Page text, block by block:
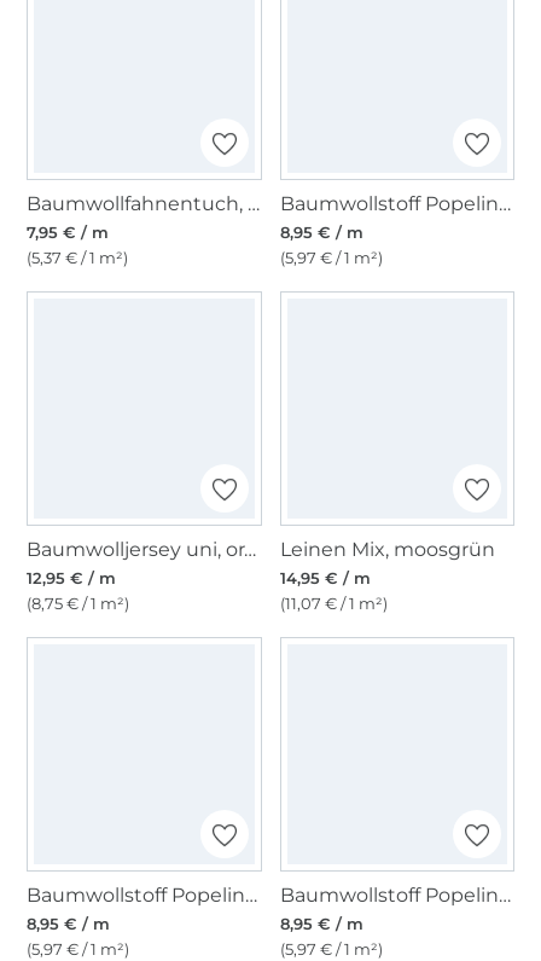
Baumwollfahnentuch, weiß
7,95 € / m
(5,37 € / 1 m²)
Baumwollstoff Popeline, senfgelb
8,95 € / m
(5,97 € / 1 m²)
Baumwolljersey uni, orange
12,95 € / m
(8,75 € / 1 m²)
Leinen Mix, moosgrün
14,95 € / m
(11,07 € / 1 m²)
Baumwollstoff Popeline orange
8,95 € / m
(5,97 € / 1 m²)
Baumwollstoff Popeline limette
8,95 € / m
(5,97 € / 1 m²)